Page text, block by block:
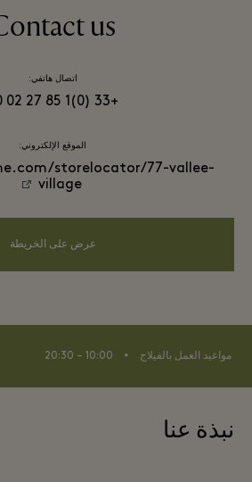
us
اتصال هاتفي:
+33 (0)1 85 27 02 00
الموقع الإلكتروني:
storelocator/77-vallee-
village
عرض على الخريطة
مواعيد العمل بالفيلاج ⬩
10:00 – 20:30
نبذة عنا